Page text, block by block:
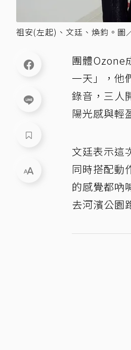
祖安(左起)、文廷、煥鈞。圖
團體Ozone
一天」，他
錄音，三人
陽光感與輕
文廷表示這
同時搭配動
的感覺都吶
去河濱公園